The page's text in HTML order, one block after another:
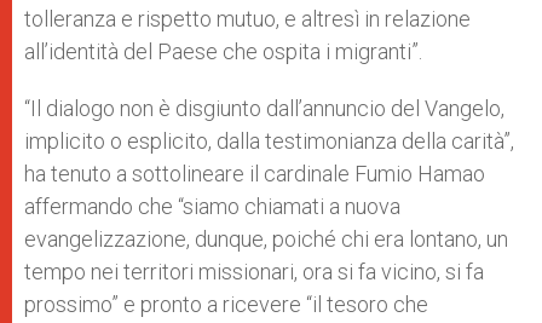
tolleranza e rispetto mutuo, e altresì in relazione
all’identità del Paese che ospita i migranti”.
“Il dialogo non è disgiunto dall’annuncio del Vangelo,
implicito o esplicito, dalla testimonianza della carità”,
ha tenuto a sottolineare il cardinale Fumio Hamao
affermando che “siamo chiamati a nuova
evangelizzazione, dunque, poiché chi era lontano, un
tempo nei territori missionari, ora si fa vicino, si fa
prossimo” e pronto a ricevere “il tesoro che